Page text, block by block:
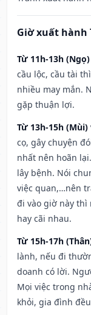
Giờ xuất hành
Từ 11h-13h
cầu lộc, cầu tài
nhiều may mắn.
gặp thuận lợi.
Từ 13h-15h
cọ, gây chuyện
nhất nên hoãn
lây bệnh. Nói
việc quan,…nên
đi vào giờ này thì
hay cãi nhau.
Từ 15h-17h
lành, nếu đi
doanh có lời.
Mọi việc trong
khỏi, gia đình